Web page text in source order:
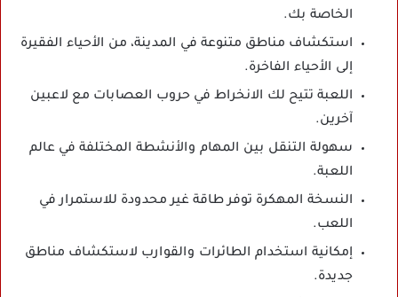
الخاصة بك.
استكشاف مناطق متنوعة في المدينة، من الأحياء الفقيرة
إلى الأحياء الفاخرة.
اللعبة تتيح لك الانخراط في حروب العصابات مع لاعبين
آخرين.
سهولة التنقل بين المهام والأنشطة المختلفة في عالم
اللعبة.
النسخة المهكرة توفر طاقة غير محدودة للاستمرار في
اللعب.
إمكانية استخدام الطائرات والقوارب لاستكشاف مناطق
جديدة.